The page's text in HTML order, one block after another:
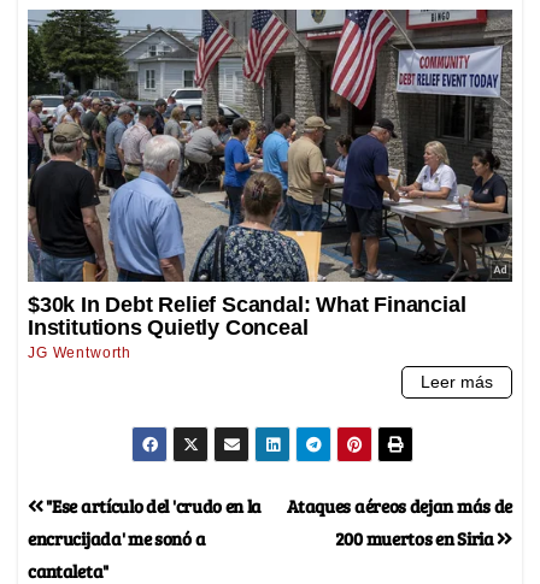
Ataques aéreos dejan más de
200 muertos en Siria
"Ese artículo del 'crudo en la
encrucijada' me sonó a
cantaleta"